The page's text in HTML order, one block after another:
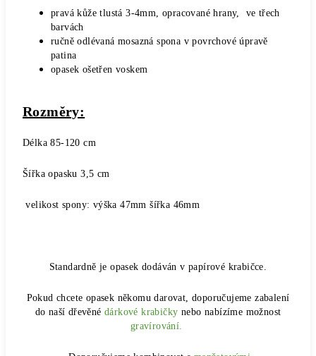
pravá kůže tlustá 3-4mm, opracované hrany, ve třech
barvách
ručně odlévaná mosazná spona v povrchové úpravě
patina
opasek ošetřen voskem
Rozměry:
Délka 85-120 cm
Šířka opasku 3,5 cm
velikost spony: výška 47mm šířka 46mm
Standardně je opasek dodáván v papírové krabičce.
Pokud chcete opasek někomu darovat, doporučujeme zabalení
do naší dřevěnédárkové krabičky nebo nabízíme možnost
gravírování.